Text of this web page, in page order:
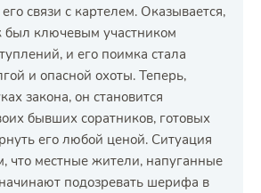
связи с картелем. Оказывается,
был ключевым участником
и его поимка стала
и опасной охоты. Теперь,
закона, он становится
бывших соратников, готовых
его любой ценой. Ситуация
что местные жители, напуганные
подозревать шерифа в